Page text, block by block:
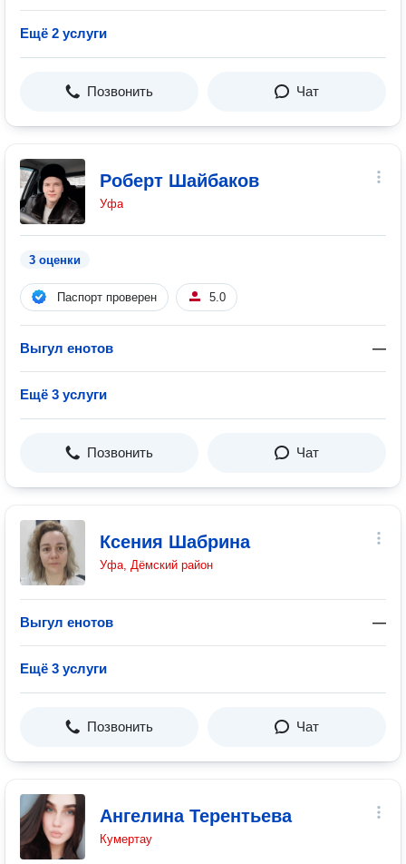
Ещё 2 услуги
Позвонить Чат
Роберт Шайбаков
Уфа
3 оценки
Паспорт проверен 5.0
Выгул енотов —
Ещё 3 услуги
Позвонить Чат
Ксения Шабрина
Уфа, Дёмский район
Выгул енотов —
Ещё 3 услуги
Позвонить Чат
Ангелина Терентьева
Кумертау